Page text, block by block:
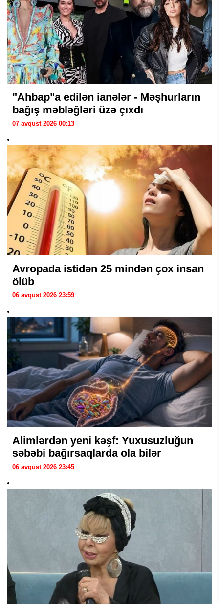
"Ahbap"a edilən ianələr - Məşhurların
bağış məbləğləri üzə çıxdı
07 avqust 2026 00:13
Avropada istidən 25 mindən çox insan
ölüb
06 avqust 2026 23:59
Alimlərdən yeni kəşf: Yuxusuzluğun
səbəbi bağırsaqlarda ola bilər
06 avqust 2026 23:45